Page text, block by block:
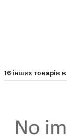
16 інших товарів в